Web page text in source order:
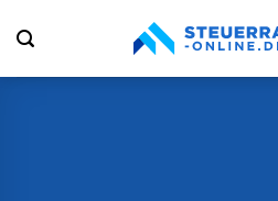
Inhalt
springen